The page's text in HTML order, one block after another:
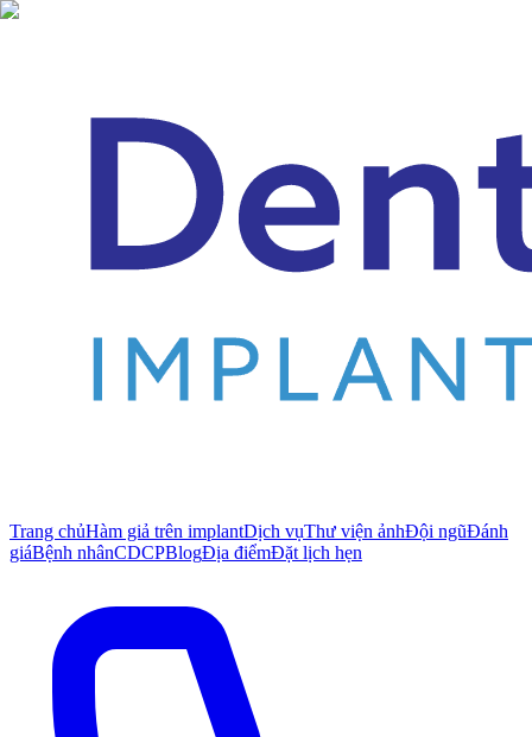
Trang chủHàm giả trên implantDịch vụThư viện ảnhĐội ngũĐánh
giáBệnh nhânCDCPBlogĐịa điểmĐặt lịch hẹn